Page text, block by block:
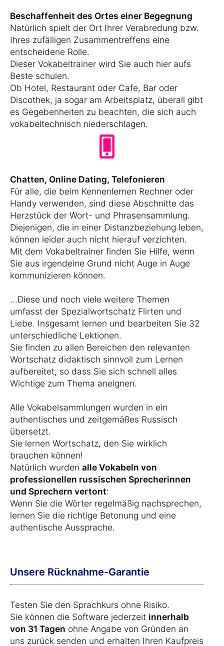
Beschaffenheit des Ortes einer Begegnung
Natürlich spielt der Ort Ihrer Verabredung bzw.
Ihres zufälligen Zusammentreffens eine
entscheidene Rolle.
Dieser Vokabeltrainer wird Sie auch hier aufs
Beste schulen.
Ob Hotel, Restaurant oder Cafe, Bar oder
Discothek, ja sogar am Arbeitsplatz, überall gibt
es Gegebenheiten zu beachten, die sich auch
vokabeltechnisch niederschlagen.
Chatten, Online Dating, Telefonieren
Für alle, die beim Kennenlernen Rechner oder
Handy verwenden, sind diese Abschnitte das
Herzstück der Wort- und Phrasensammlung.
Diejenigen, die in einer Distanzbeziehung leben,
können leider auch nicht hierauf verzichten.
Mit dem Vokabeltrainer finden Sie Hilfe, wenn
Sie aus irgendeine Grund nicht Auge in Auge
kommunizieren können.
...Diese und noch viele weitere Themen
umfasst der Spezialwortschatz Flirten und
Liebe. Insgesamt lernen und bearbeiten Sie 32
unterschiedliche Lektionen.
Sie finden zu allen Bereichen den relevanten
Wortschatz didaktisch sinnvoll zum Lernen
aufbereitet, so dass Sie sich schnell alles
Wichtige zum Thema aneignen.
Alle Vokabelsammlungen wurden in ein
authentisches und zeitgemäßes Russisch
übersetzt.
Sie lernen Wortschatz, den Sie wirklich
brauchen können!
Natürlich wurden alle Vokabeln von
professionellen russischen Sprecherinnen
und Sprechern vertont:
Wenn Sie die Wörter regelmäßig nachsprechen,
lernen Sie die richtige Betonung und eine
authentische Aussprache.
Unsere Rücknahme-Garantie
Testen Sie den Sprachkurs ohne Risiko.
Sie können die Software jederzeit innerhalb
von 31 Tagen ohne Angabe von Gründen an
uns zurück senden und erhalten Ihren Kaufpreis